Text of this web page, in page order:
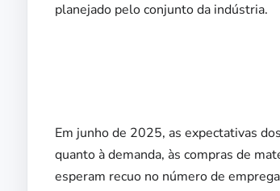
planejado pelo conjunto da indústria.
Em junho de 2025, as expectativas
quanto à demanda, às compras de
esperam recuo no número de